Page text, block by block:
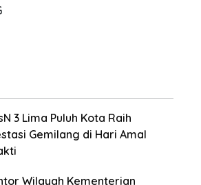
3 Lima Puluh Kota Raih
Gemilang di Hari Amal
Wilayah Kementerian